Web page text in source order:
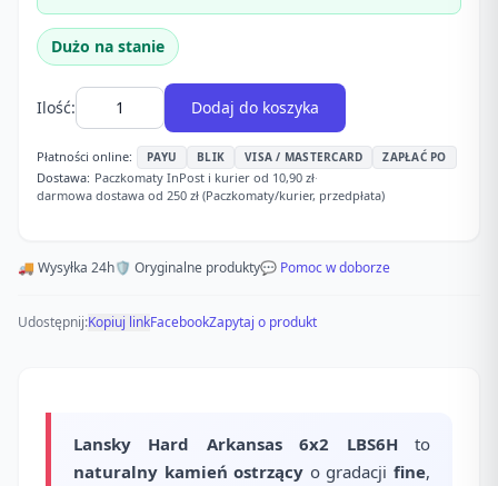
Dużo na stanie
Ilość: Dodaj do koszyka
Płatności online: PAYU BLIK VISA / MASTERCARD ZAPŁAĆ PO
Dostawa: Paczkomaty InPost i kurier od 10,90 zł·
darmowa dostawa od 250 zł (Paczkomaty/kurier, przedpłata)
🚚 Wysyłka 24h🛡️ Oryginalne produkty💬 Pomoc w doborze
Udostępnij:Kopiuj linkFacebookZapytaj o produkt
Lansky Hard Arkansas 6x2 LBS6Hto
naturalny kamień ostrzący o gradacjifine,